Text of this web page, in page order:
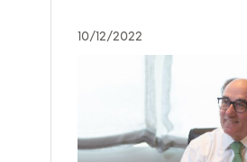
10/12/2022